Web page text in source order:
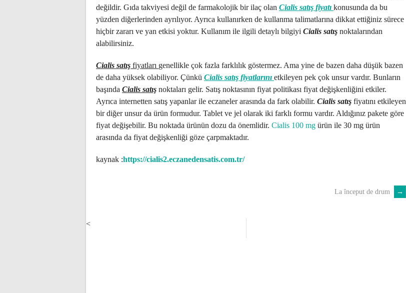
değildir. Gıda takviyesi değil de farmakolojik bir ilaç olan Cialis satış fiyatı konusunda da bu
yüzden diğerlerinden ayrılıyor. Ayrıca kullanırken de kullanma talimatlarına dikkat ettiğiniz sürece
hiçbir zararı ve yan etkisi yoktur. Kullanım ile ilgili detaylı bilgiyi Cialis satış noktalarından
alabilirsiniz.
Cialis satış fiyatları genellikle çok fazla farklılık göstermez. Ama yine de bazen daha düşük bazen
de daha yüksek olabiliyor. Çünkü Cialis satış fiyatlarını etkileyen pek çok unsur vardır. Bunların
başında Cialis satış noktaları gelir. Satış noktasının fiyat politikası fiyat değişkenliğini etkiler.
Ayrıca internetten satış yapanlar ile eczaneler arasında da fark olabilir. Cialis satış fiyatını etkileyen
bir diğer unsur da ürün formudur. Tablet ve jel olarak iki farklı formu vardır. Aldığınız pakete göre
fiyat değişebilir. Bu noktada ürünün dozu da önemlidir. Cialis 100 mg ürün ile 30 mg ürün
arasında da fiyat değişkenliği göze çarpmaktadır.
kaynak :https://cialis2.eczanedensatis.com.tr/
La început de drum →
<